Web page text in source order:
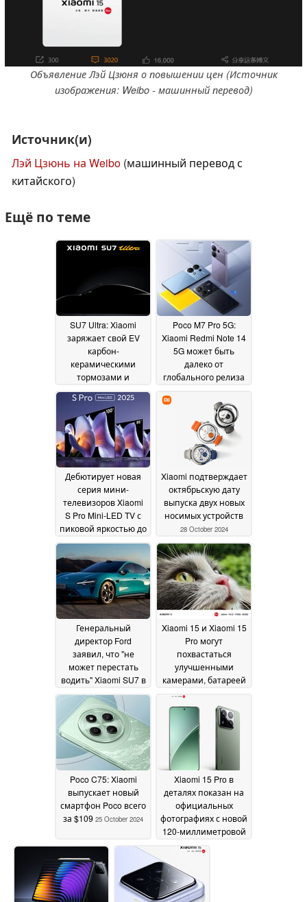
Объявление Лэй Цзюня о повышении цен (Источник
изображения: Weibo - машинный перевод)
Источник(и)
Лэй Цзюнь на Weibo (машинный перевод с
китайского)
Ещё по теме
SU7 Ultra: Xiaomi
заряжает свой EV
карбон-
керамическими
тормозами и
тройной системой
моторов29 October 2024
Poco M7 Pro 5G:
Xiaomi Redmi Note 14
5G может быть
далеко от
глобального релиза
Дебютирует новая
серия мини-
телевизоров Xiaomi
S Pro Mini-LED TV с
пиковой яркостью до
3 200 нит28 October
2024
Xiaomi подтверждает
октябрьскую дату
выпуска двух новых
носимых устройств
28 October 2024
Генеральный
директор Ford
заявил, что "не
может перестать
водить" Xiaomi SU7 в
недавнем интервью
27 October 2024
Xiaomi 15 и Xiaomi 15
Pro могут
похвастаться
улучшенными
камерами, батареей
и дисплеями в
новых предрелизных
тизерах
27 October 2024
Poco C75: Xiaomi
выпускает новый
смартфон Poco всего
за $109 25 October 2024
Xiaomi 15 Pro в
деталях показан на
официальных
фотографиях с новой
120-миллиметровой
телекамерой
перископ
подтвержден
October 2024